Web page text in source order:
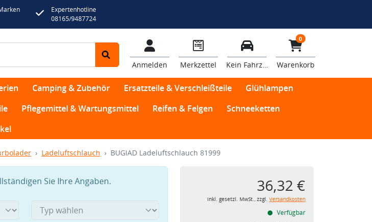
Expertenhotline
08165/9487724
Anmelden Merkzettel Kein Fahrzeug
0
Warenkorb
Camping & Zubehör Ersatzteile & Verschleißteile
Glühlampen
Pflegemittel & Wartungsmittel Reifen & Felgen
Schneeketten
Ladeluftschlauch BUGIAD Ladeluftschlauch 81999
Sie Ihre Angaben. 36,32 €
inkl. gesetzl. MwSt., zzgl. Versandkosten
Verfügbar